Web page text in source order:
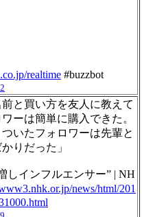
realtime #buzzbot
前と買い方を友人に教えて
ーは簡単に購入できた。
ついたフォロワーは先輩と
りだった」
しインフルエンサー” | NH
news/html/201